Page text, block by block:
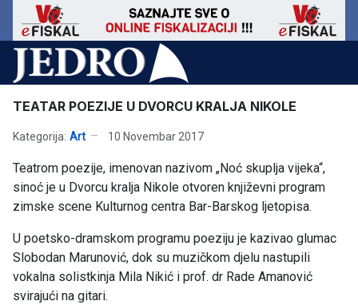
TEATAR POEZIJE U DVORCU KRALJA NIKOLE
Kategorija: Art 10 Novembar 2017
Teatrom poezije, imenovan nazivom „Noć skuplja vijeka“,
sinoć je u Dvorcu kralja Nikole otvoren književni program
zimske scene Kulturnog centra Bar-Barskog ljetopisa.
U poetsko-dramskom programu poeziju je kazivao glumac
Slobodan Marunović, dok su muzičkom djelu nastupili
vokalna solistkinja Mila Nikić i prof. dr Rade Amanović
svirajući na gitari.